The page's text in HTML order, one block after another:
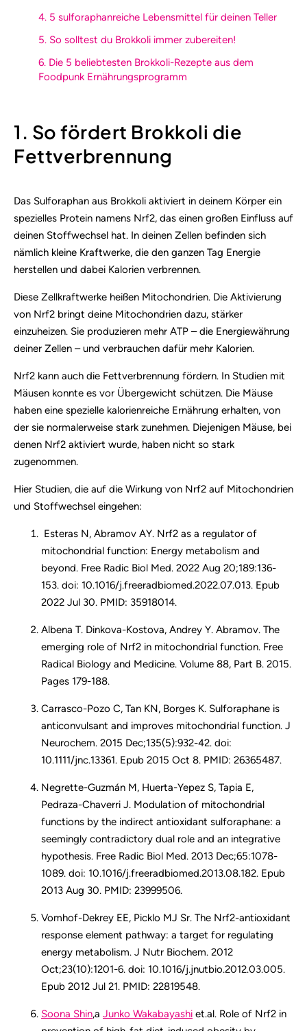
4. 5 sulforaphanreiche Lebensmittel für deinen Teller
5. So solltest du Brokkoli immer zubereiten!
6. Die 5 beliebtesten Brokkoli-Rezepte aus dem
Foodpunk Ernährungsprogramm
1. So fördert Brokkoli die
Fettverbrennung
Das Sulforaphan aus Brokkoli aktiviert in deinem Körper ein
spezielles Protein namens Nrf2, das einen großen Einfluss auf
deinen Stoffwechsel hat. In deinen Zellen befinden sich
nämlich kleine Kraftwerke, die den ganzen Tag Energie
herstellen und dabei Kalorien verbrennen.
Diese Zellkraftwerke heißen Mitochondrien. Die Aktivierung
von Nrf2 bringt deine Mitochondrien dazu, stärker
einzuheizen. Sie produzieren mehr ATP – die Energiewährung
deiner Zellen – und verbrauchen dafür mehr Kalorien.
Nrf2 kann auch die Fettverbrennung fördern. In Studien mit
Mäusen konnte es vor Übergewicht schützen. Die Mäuse
haben eine spezielle kalorienreiche Ernährung erhalten, von
der sie normalerweise stark zunehmen. Diejenigen Mäuse, bei
denen Nrf2 aktiviert wurde, haben nicht so stark
zugenommen.
Hier Studien, die auf die Wirkung von Nrf2 auf Mitochondrien
und Stoffwechsel eingehen:
Esteras N, Abramov AY. Nrf2 as a regulator of
mitochondrial function: Energy metabolism and
beyond. Free Radic Biol Med. 2022 Aug 20;189:136-
153. doi: 10.1016/j.freeradbiomed.2022.07.013. Epub
2022 Jul 30. PMID: 35918014.
Albena T. Dinkova-Kostova, Andrey Y. Abramov. The
emerging role of Nrf2 in mitochondrial function. Free
Radical Biology and Medicine. Volume 88, Part B. 2015.
Pages 179-188.
Carrasco-Pozo C, Tan KN, Borges K. Sulforaphane is
anticonvulsant and improves mitochondrial function. J
Neurochem. 2015 Dec;135(5):932-42. doi:
10.1111/jnc.13361. Epub 2015 Oct 8. PMID: 26365487.
Negrette-Guzmán M, Huerta-Yepez S, Tapia E,
Pedraza-Chaverri J. Modulation of mitochondrial
functions by the indirect antioxidant sulforaphane: a
seemingly contradictory dual role and an integrative
hypothesis. Free Radic Biol Med. 2013 Dec;65:1078-
1089. doi: 10.1016/j.freeradbiomed.2013.08.182. Epub
2013 Aug 30. PMID: 23999506.
Vomhof-Dekrey EE, Picklo MJ Sr. The Nrf2-antioxidant
response element pathway: a target for regulating
energy metabolism. J Nutr Biochem. 2012
Oct;23(10):1201-6. doi: 10.1016/j.jnutbio.2012.03.005.
Epub 2012 Jul 21. PMID: 22819548.
Soona Shin,a Junko Wakabayashi et.al. Role of Nrf2 in